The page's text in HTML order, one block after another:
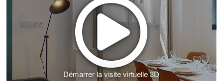
Démarrer la visite virtuelle 3D